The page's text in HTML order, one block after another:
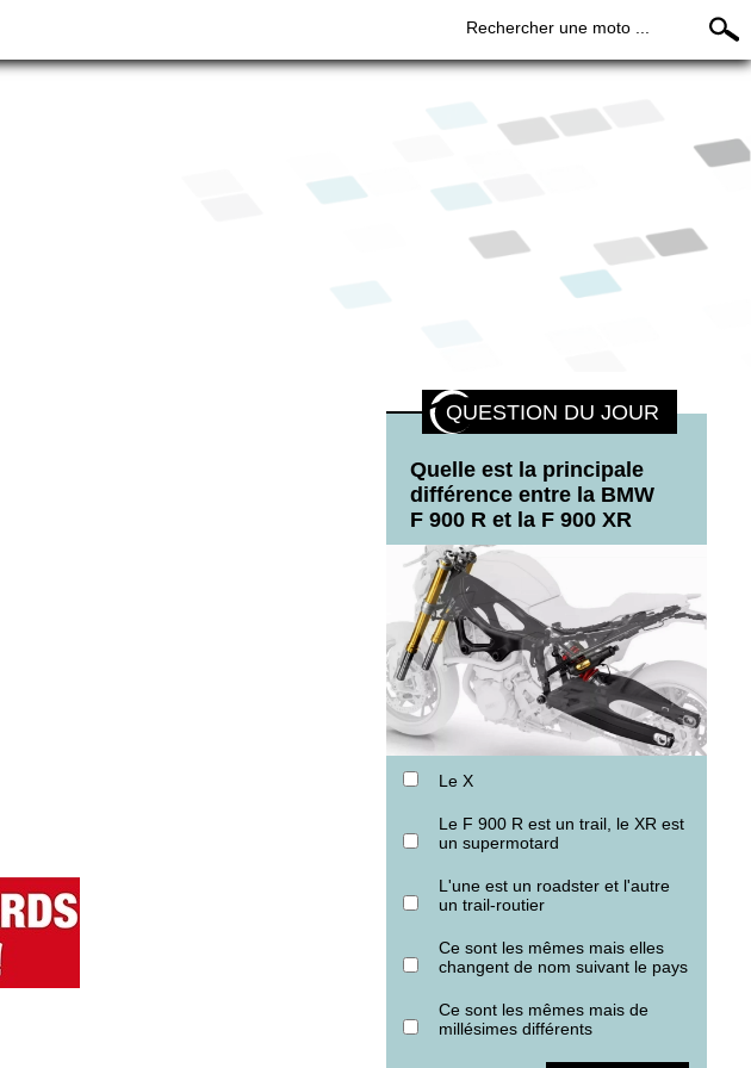
Rechercher une moto ...
QUESTION DU JOUR
Quelle est la principale
différence entre la BMW
F 900 R et la F 900 XR
Le X
Le F 900 R est un trail, le XR est
un supermotard
L'une est un roadster et l'autre
un trail-routier
Ce sont les mêmes mais elles
changent de nom suivant le pays
Ce sont les mêmes mais de
millésimes différents